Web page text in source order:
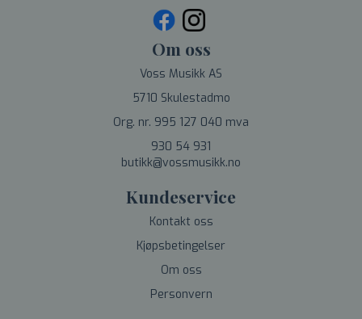
Om oss
Voss Musikk AS
5710 Skulestadmo
Org. nr. 995 127 040 mva
930 54 931
butikk@vossmusikk.no
Kundeservice
Kontakt oss
Kjøpsbetingelser
Om oss
Personvern